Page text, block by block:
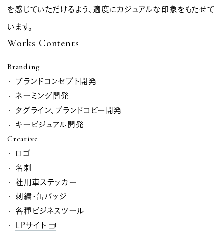
を感じていただけるよう、適度にカジュアルな印象をもたせて
います。
Works Contents
Branding
ブランドコンセプト開発
ネーミング開発
タグライン、ブランドコピー開発
キービジュアル開発
Creative
ロゴ
名刺
社用車ステッカー
刺繍・缶バッジ
各種ビジネスツール
LPサイト